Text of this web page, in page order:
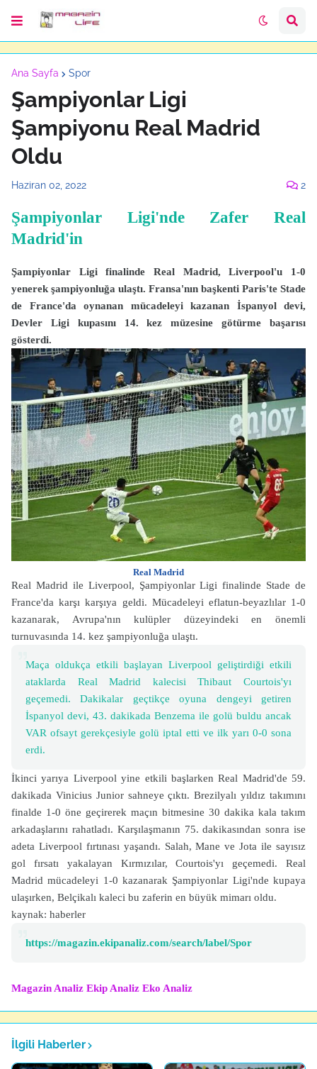
Ana Sayfa Spor
Şampiyonlar Ligi
Şampiyonu Real Madrid
Oldu
Haziran 02, 2022 2
Şampiyonlar Ligi'nde Zafer Real
Madrid'in
Şampiyonlar Ligi finalinde Real Madrid, Liverpool'u 1-0
yenerek şampiyonluğa ulaştı. Fransa'nın başkenti Paris'te Stade
de France'da oynanan mücadeleyi kazanan İspanyol devi,
Devler Ligi kupasını 14. kez müzesine götürme başarısı
gösterdi.
Real Madrid
Real Madrid ile Liverpool, Şampiyonlar Ligi finalinde Stade de
France'da karşı karşıya geldi. Mücadeleyi eflatun-beyazlılar 1-0
kazanarak, Avrupa'nın kulüpler düzeyindeki en önemli
turnuvasında 14. kez şampiyonluğa ulaştı.
Maça oldukça etkili başlayan Liverpool geliştirdiği etkili
ataklarda Real Madrid kalecisi Thibaut Courtois'yı
geçemedi. Dakikalar geçtikçe oyuna dengeyi getiren
İspanyol devi, 43. dakikada Benzema ile golü buldu ancak
VAR ofsayt gerekçesiyle golü iptal etti ve ilk yarı 0-0 sona
erdi.
İkinci yarıya Liverpool yine etkili başlarken Real Madrid'de 59.
dakikada Vinicius Junior sahneye çıktı. Brezilyalı yıldız takımını
finalde 1-0 öne geçirerek maçın bitmesine 30 dakika kala takım
arkadaşlarını rahatladı. Karşılaşmanın 75. dakikasından sonra ise
adeta Liverpool fırtınası yaşandı. Salah, Mane ve Jota ile sayısız
gol fırsatı yakalayan Kırmızılar, Courtois'yı geçemedi. Real
Madrid mücadeleyi 1-0 kazanarak Şampiyonlar Ligi'nde kupaya
ulaşırken, Belçikalı kaleci bu zaferin en büyük mimarı oldu.
kaynak: haberler
https://magazin.ekipanaliz.com/search/label/Spor
Magazin Analiz Ekip Analiz Eko Analiz
İlgili Haberler